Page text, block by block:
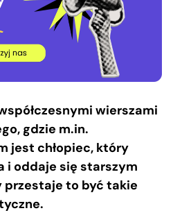
wierszami
gdzie m.in.
jest chłopiec, który
i oddaje się starszym
przestaje to być takie